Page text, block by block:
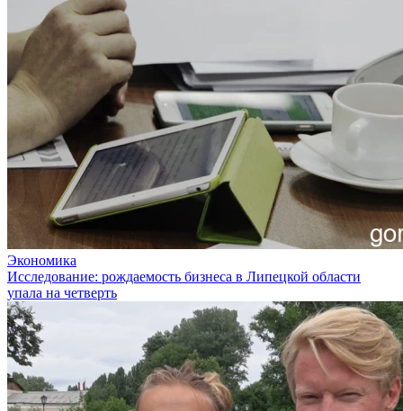
Экономика
Исследование: рождаемость бизнеса в Липецкой области
упала на четверть